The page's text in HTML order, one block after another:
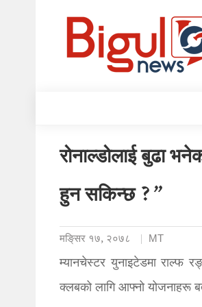
रोनाल्डोलाई बुढा
हुन सकिन्छ ?”
मङि्सर १७, २०७८ MT
म्यानचेस्टर युनाइटेडमा राल्फ
क्लबको लागि आफ्नो योजनाहरू